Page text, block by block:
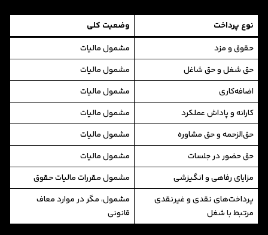
نوع پرداخت
وضعیت کلی
حقوق و مزد
مشمول مالیات
حق شغل و حق شاغل
مشمول مالیات
اضافه‌کاری
مشمول مالیات
کارانه و پاداش عملکرد
مشمول مالیات
حق‌الزحمه و حق مشاوره
مشمول مالیات
حق حضور در جلسات
مشمول مالیات
مزایای رفاهی و انگیزشی
مشمول مقررات مالیات حقوق
پرداخت‌های نقدی و غیرنقدی
مرتبط با شغل
مشمول، مگر در موارد معاف
قانونی